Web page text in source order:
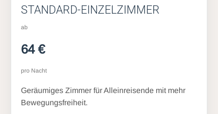
STANDARD-EINZELZIMMER
ab
64 €
pro Nacht
Geräumiges Zimmer für Alleinreisende mit mehr
Bewegungsfreiheit.